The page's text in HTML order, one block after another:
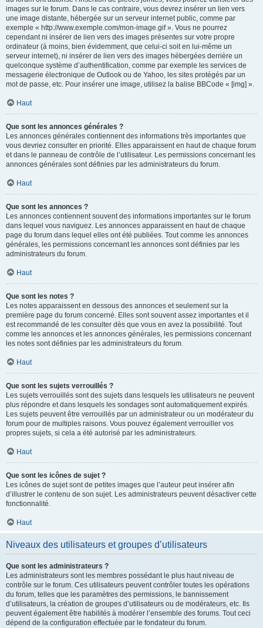
images sur le forum. Dans le cas contraire, vous devrez insérer un lien vers
une image distante, hébergée sur un serveur internet public, comme par
exemple « http://www.exemple.com/mon-image.gif ». Vous ne pourrez
cependant ni insérer de lien vers des images présentes sur votre propre
ordinateur (à moins, bien évidemment, que celui-ci soit en lui-même un
serveur internet), ni insérer de lien vers des images hébergées derrière un
quelconque système d’authentification, comme par exemple les services de
messagerie électronique de Outlook ou de Yahoo, les sites protégés par un
mot de passe, etc. Pour insérer une image, utilisez la balise BBCode « [img] ».
Haut
Que sont les annonces générales ?
Les annonces générales contiennent des informations très importantes que
vous devriez consulter en priorité. Elles apparaissent en haut de chaque forum
et dans le panneau de contrôle de l’utilisateur. Les permissions concernant les
annonces générales sont définies par les administrateurs du forum.
Haut
Que sont les annonces ?
Les annonces contiennent souvent des informations importantes sur le forum
dans lequel vous naviguez. Les annonces apparaissent en haut de chaque
page du forum dans lequel elles ont été publiées. Tout comme les annonces
générales, les permissions concernant les annonces sont définies par les
administrateurs du forum.
Haut
Que sont les notes ?
Les notes apparaissent en dessous des annonces et seulement sur la
première page du forum concerné. Elles sont souvent assez importantes et il
est recommandé de les consulter dès que vous en avez la possibilité. Tout
comme les annonces et les annonces générales, les permissions concernant
les notes sont définies par les administrateurs du forum.
Haut
Que sont les sujets verrouillés ?
Les sujets verrouillés sont des sujets dans lesquels les utilisateurs ne peuvent
plus répondre et dans lesquels les sondages sont automatiquement expirés.
Les sujets peuvent être verrouillés par un administrateur ou un modérateur du
forum pour de multiples raisons. Vous pouvez également verrouiller vos
propres sujets, si cela a été autorisé par les administrateurs.
Haut
Que sont les icônes de sujet ?
Les icônes de sujet sont de petites images que l’auteur peut insérer afin
d’illustrer le contenu de son sujet. Les administrateurs peuvent désactiver cette
fonctionnalité.
Haut
Niveaux des utilisateurs et groupes d’utilisateurs
Que sont les administrateurs ?
Les administrateurs sont les membres possédant le plus haut niveau de
contrôle sur le forum. Ces utilisateurs peuvent contrôler toutes les opérations
du forum, telles que les paramètres des permissions, le bannissement
d’utilisateurs, la création de groupes d’utilisateurs ou de modérateurs, etc. Ils
peuvent également être habilités à modérer l’ensemble des forums. Tout ceci
dépend de la configuration effectuée par le fondateur du forum.